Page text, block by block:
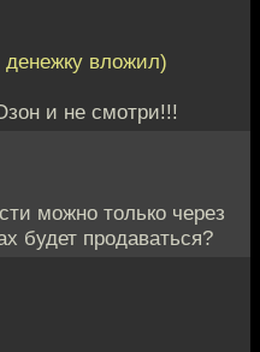
вложил)
и не смотри!!!
можно только через
будет продаваться?